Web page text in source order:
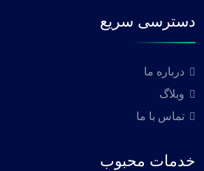
دسترسی سریع
درباره ما
وبلاگ
تماس با ما
خدمات محبوب